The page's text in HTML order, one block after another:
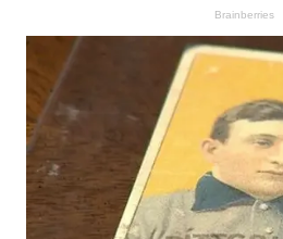
Brainberries